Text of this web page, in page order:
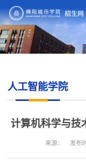
人工智能学院
计算机科学与技
来源： 发布